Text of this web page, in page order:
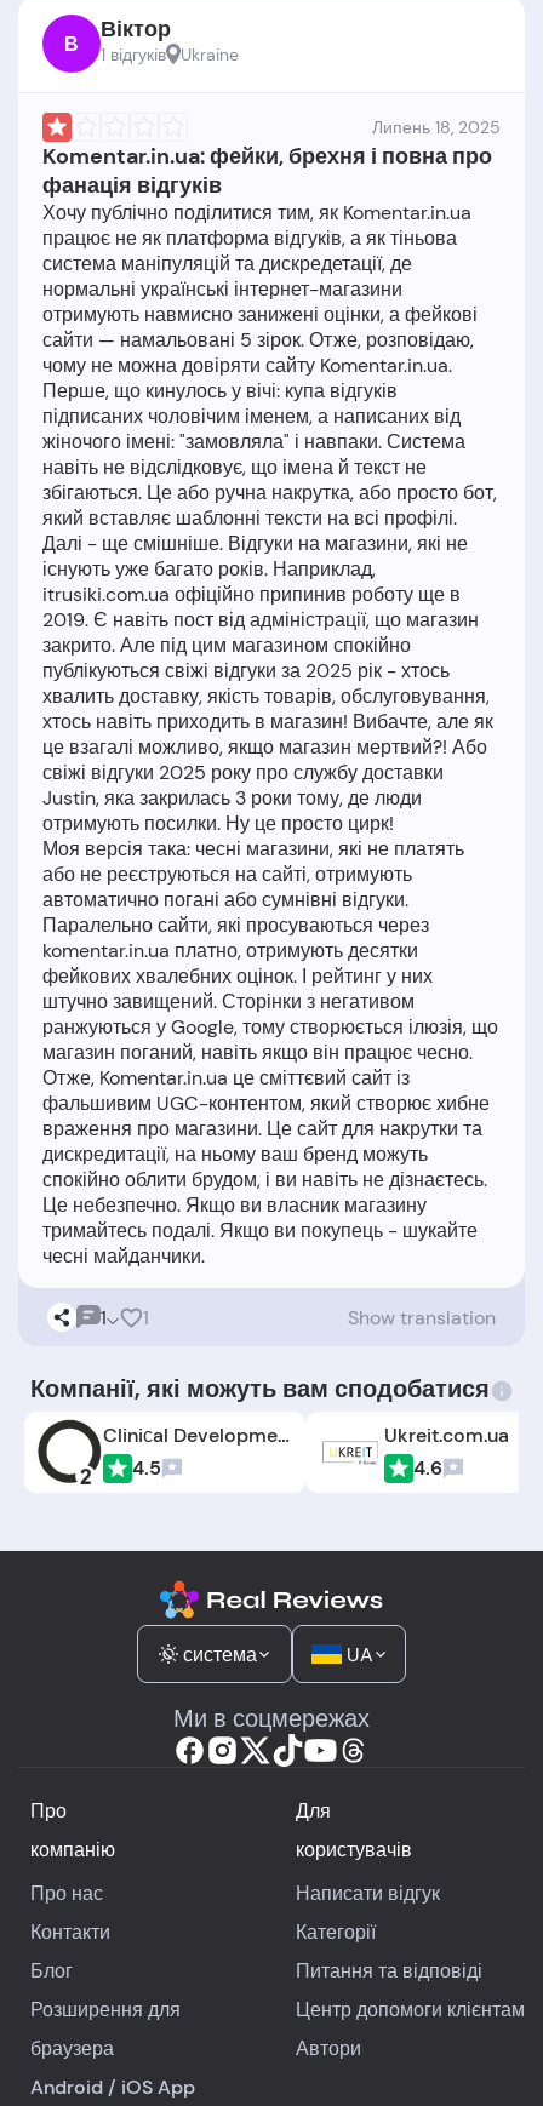
В Віктор
1 відгукiв Ukraine
Липень 18, 2025
Komentar.in.ua: фейки, брехня і повна про
фанація відгуків
Хочу публічно поділитися тим, як Komentar.in.ua
працює не як платформа відгуків, а як тіньова
система маніпуляцій та дискредетації, де
нормальні українські інтернет-магазини
отримують навмисно занижені оцінки, а фейкові
сайти — намальовані 5 зірок. Отже, розповідаю,
чому не можна довіряти сайту Komentar.in.ua.
Перше, що кинулось у вічі: купа відгуків
підписаних чоловічим іменем, а написаних від
жіночого імені: "замовляла" і навпаки. Система
навіть не відслідковує, що імена й текст не
збігаються. Це або ручна накрутка, або просто бот,
який вставляє шаблонні тексти на всі профілі.
Далі - ще смішніше. Відгуки на магазини, які не
існують уже багато років. Наприклад,
itrusiki.com.ua офіційно припинив роботу ще в
2019. Є навіть пост від адміністрації, що магазин
закрито. Але під цим магазином спокійно
публікуються свіжі відгуки за 2025 рік - хтось
хвалить доставку, якість товарів, обслуговування,
хтось навіть приходить в магазин! Вибачте, але як
це взагалі можливо, якщо магазин мертвий?! Або
свіжі відгуки 2025 року про службу доставки
Justin, яка закрилась 3 роки тому, де люди
отримують посилки. Ну це просто цирк!
Моя версія така: чесні магазини, які не платять
або не реєструються на сайті, отримують
автоматично погані або сумнівні відгуки.
Паралельно сайти, які просуваються через
komentar.in.ua платно, отримують десятки
фейкових хвалебних оцінок. І рейтинг у них
штучно завищений. Сторінки з негативом
ранжуються у Google, тому створюється ілюзія, що
магазин поганий, навіть якщо він працює чесно.
Отже, Komentar.in.ua це сміттєвий сайт із
фальшивим UGC-контентом, який створює хибне
враження про магазини. Це сайт для накрутки та
дискредитації, на ньому ваш бренд можуть
спокійно облити брудом, і ви навіть не дізнаєтесь.
Це небезпечно. Якщо ви власник магазину
тримайтесь подалі. Якщо ви покупець - шукайте
1 1 Show translation
Компанії, які можуть вам сподобатися
Cliniсal Development Project O2
4.5
Ukreit.com.ua
4.6
система UA
Ми в соцмережах
Про
компанію
Про нас
Контакти
Блог
Розширення для
браузера
Android/ iOSApp
Для
користувачів
Написати відгук
Категорії
Питання та відповіді
Центр допомоги клієнтам
Автори